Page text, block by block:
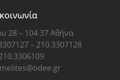
28 – 104 37 Αθήνα
– 210.3307128